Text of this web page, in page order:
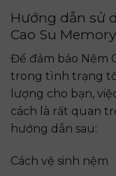
Hướng dẫn sử
Cao Su
Để đảm bảo Nệm
trong tình trạng
lượng cho bạn,
cách là rất quan
hướng dẫn sau:
Cách vệ sinh nệm